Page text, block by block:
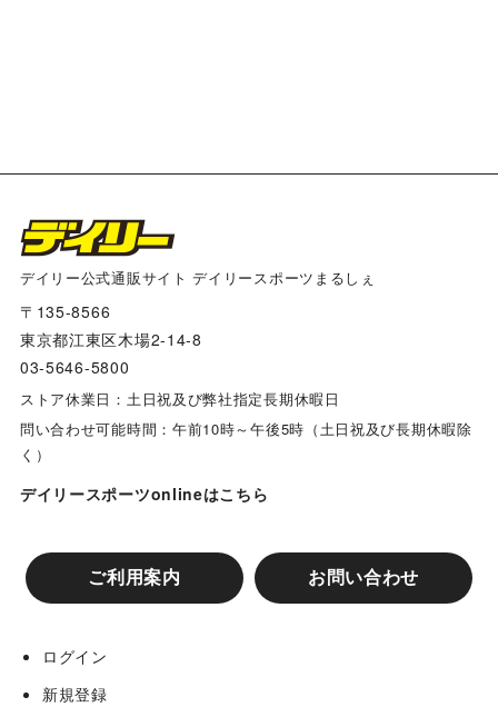
寝屋川対牧田
千里山対美木多
庭代台対宮川
金岡対枚方香里
桃山台対箕谷
デイリー公式通販サイト デイリースポーツまるしぇ
〒135-8566
東京都江東区木場2-14-8
03-5646-5800
ストア休業日：土日祝及び弊社指定長期休暇日
問い合わせ可能時間：午前10時～午後5時（土日祝及び長期休暇除
く）
デイリースポーツonlineはこちら
ご利用案内 お問い合わせ
ログイン
新規登録